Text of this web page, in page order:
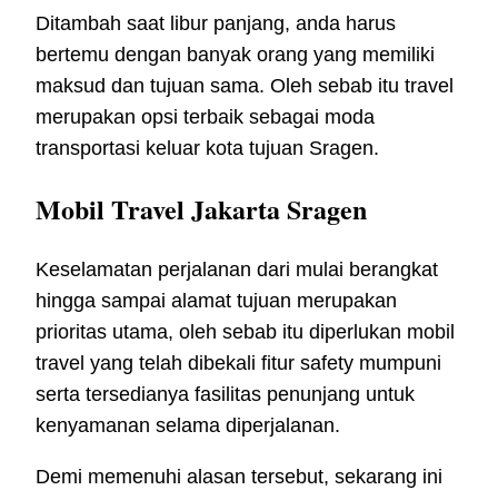
Ditambah saat libur panjang, anda harus
bertemu dengan banyak orang yang memiliki
maksud dan tujuan sama. Oleh sebab itu travel
merupakan opsi terbaik sebagai moda
transportasi keluar kota tujuan Sragen.
Mobil Travel Jakarta Sragen
Keselamatan perjalanan dari mulai berangkat
hingga sampai alamat tujuan merupakan
prioritas utama, oleh sebab itu diperlukan mobil
travel yang telah dibekali fitur safety mumpuni
serta tersedianya fasilitas penunjang untuk
kenyamanan selama diperjalanan.
Demi memenuhi alasan tersebut, sekarang ini